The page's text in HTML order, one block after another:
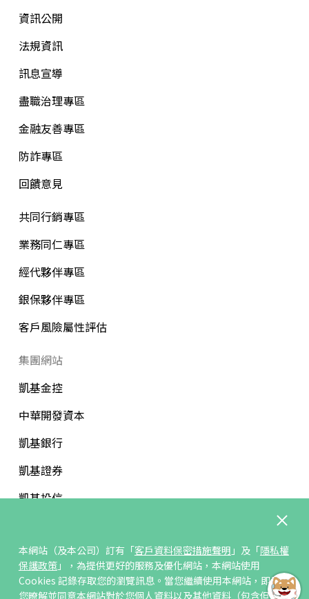
本網站（及本公司）訂有「客戶資料保密措施聲明 」及「隱私權
保護政策」，為提供更好的服務及優化網站，本網站使用
Cookies 記錄存取您的瀏覽訊息。當您繼續使用本網站，即表示
您暸解並同意本網站對於您個人資料以及其他資料（包含但不限
資訊公開
法規資訊
訊息宣導
盡職治理專區
金融友善專區
防詐專區
回饋意見
共同行銷專區
業務同仁專區
經代夥伴專區
銀保夥伴專區
客戶風險屬性評估
集團網站
凱基金控
中華開發資本
凱基銀行
凱基證券
凱基投信